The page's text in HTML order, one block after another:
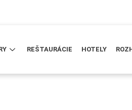
REŠTAURÁCIE HOTELY